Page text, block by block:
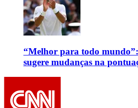
“Melhor para todo
sugere mudanças na